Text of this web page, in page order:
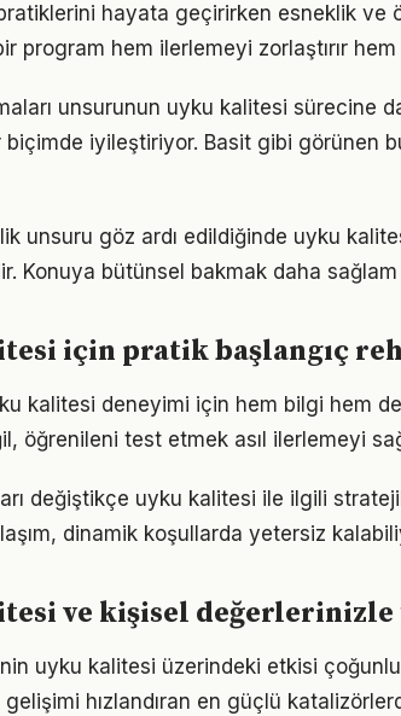
hayata geçirirken esneklik ve
program hem ilerlemeyi zorlaştırır
unsurunun uyku kalitesi sürecine
iyileştiriyor. Basit gibi görünen
unsuru göz ardı edildiğinde uyku
Konuya bütünsel bakmak daha
için pratik başlangıç
kalitesi deneyimi için hem bilgi hem
öğrenileni test etmek asıl ilerlemeyi
değiştikçe uyku kalitesi ile ilgili
dinamik koşullarda yetersiz
ve kişisel
uyku kalitesi üzerindeki etkisi
hızlandıran en güçlü